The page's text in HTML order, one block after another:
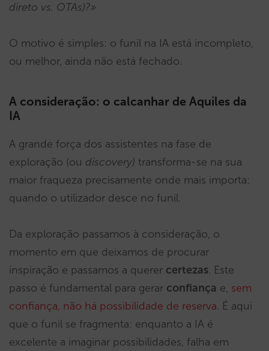
direto vs. OTAs)?»
O motivo é simples: o funil na IA está incompleto,
ou melhor, ainda não está fechado.
A consideração: o calcanhar de Aquiles da
IA
A grande força dos assistentes na fase de
exploração (ou discovery) transforma-se na sua
maior fraqueza precisamente onde mais importa:
quando o utilizador desce no funil.
Da exploração passamos à consideração, o
momento em que deixamos de procurar
inspiração e passamos a querer certezas. Este
passo é fundamental para gerar confiança e, sem
confiança, não há possibilidade de reserva. É aqui
que o funil se fragmenta: enquanto a IA é
excelente a imaginar possibilidades, falha em